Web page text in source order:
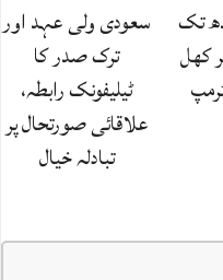
تک
کھل
سعودی ولی عہد اور
ترک صدر کا
ٹیلیفونک رابطہ،
علاقائی صورتحال پر
تبادلہ خیال